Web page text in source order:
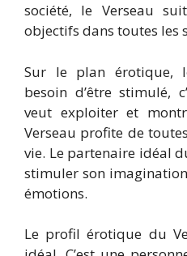
société, le Verseau
objectifs dans toutes les
Sur le plan érotique,
besoin d’être stimulé,
veut exploiter et
Verseau profite de
vie. Le partenaire idéal
stimuler son
émotions.
Le profil érotique du